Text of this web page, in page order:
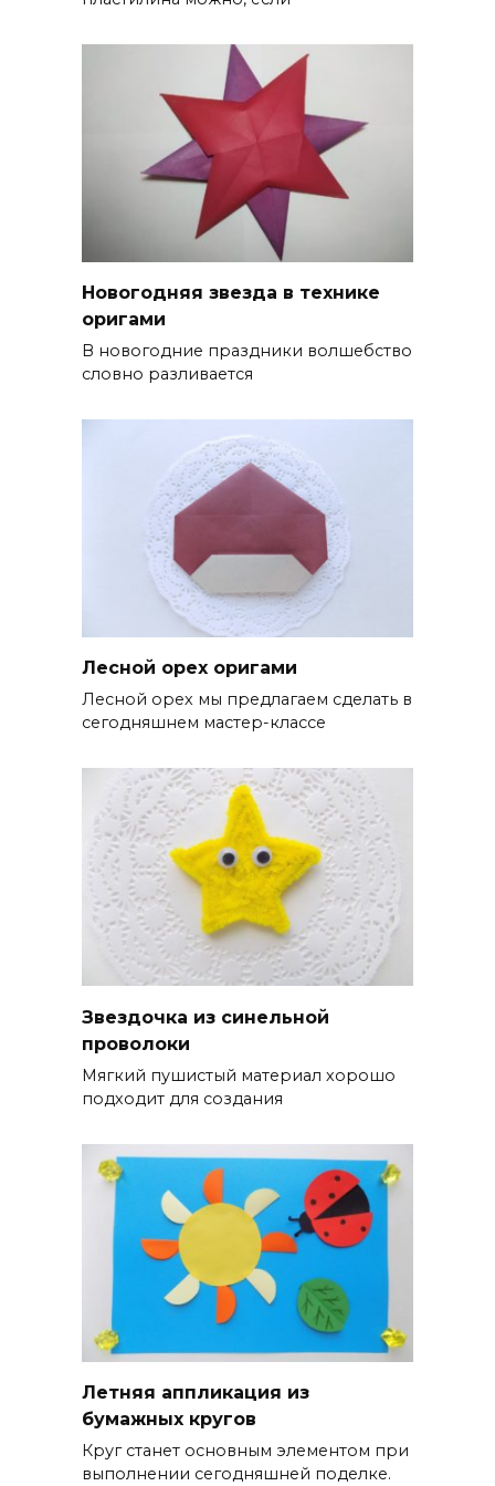
Новогодняя звезда в технике
оригами
В новогодние праздники волшебство
словно разливается
Лесной орех оригами
Лесной орех мы предлагаем сделать в
сегодняшнем мастер-классе
Звездочка из синельной
проволоки
Мягкий пушистый материал хорошо
подходит для создания
Летняя аппликация из
бумажных кругов
Круг станет основным элементом при
выполнении сегодняшней поделке.